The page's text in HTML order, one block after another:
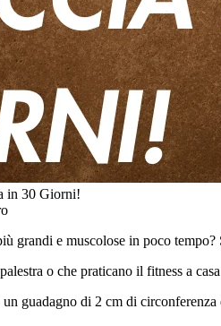
in 30 Giorni!
grandi e muscolose in poco tempo?
o che praticano il fitness a
guadagno di 2 cm di